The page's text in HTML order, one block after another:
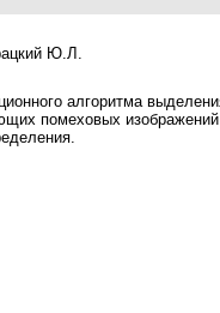
Ю.Л.
алгоритма
помеховых изображений